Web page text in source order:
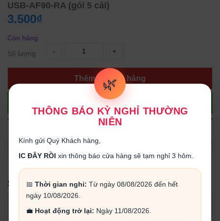
🌿
THÔNG BÁO KỲ NGHỈ THƯỜNG
NIÊN
Kính gửi Quý Khách hàng,
IC ĐÂY RỒI xin thông báo cửa hàng sẽ tạm nghỉ 3 hôm.
📅 Thời gian nghỉ: Từ ngày 08/08/2026 đến hết
ngày 10/08/2026.
💼 Hoạt động trở lại: Ngày 11/08/2026.
USB-AF90-RA (gói 5 cái)
3.500₫
Còn hàng
Số lượng
- +
Thêm vào giỏ hàng
SẢN PHẨM LIÊN QUAN